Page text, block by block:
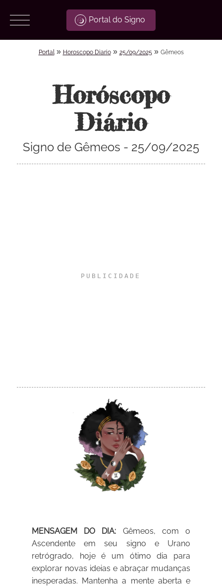
Portal do Signo
Portal » Horoscopo Diario» 25/09/2025 » Gêmeos
Horóscopo
Diário
Signo de Gêmeos - 25/09/2025
MENSAGEM DO DIA: Gêmeos, com o
Ascendente em seu signo e Urano
retrógrado, hoje é um ótimo dia para
explorar novas ideias e abraçar mudanças
inesperadas. Mantenha a mente aberta e